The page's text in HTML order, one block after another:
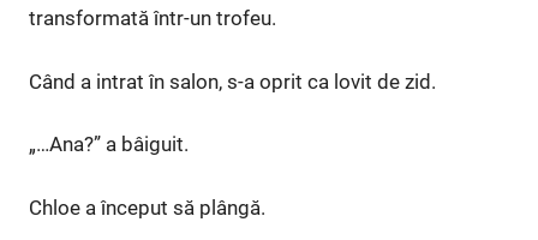
transformată într-un trofeu.
Când a intrat în salon, s-a oprit ca lovit de zid.
„…Ana?” a bâiguit.
Chloe a început să plângă.